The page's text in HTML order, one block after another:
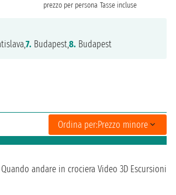
prezzo per persona Tasse incluse
7. Budapest,8. Budapest
Ordina per:Prezzo minore
Quando andare in crociera Video 3D Escursioni